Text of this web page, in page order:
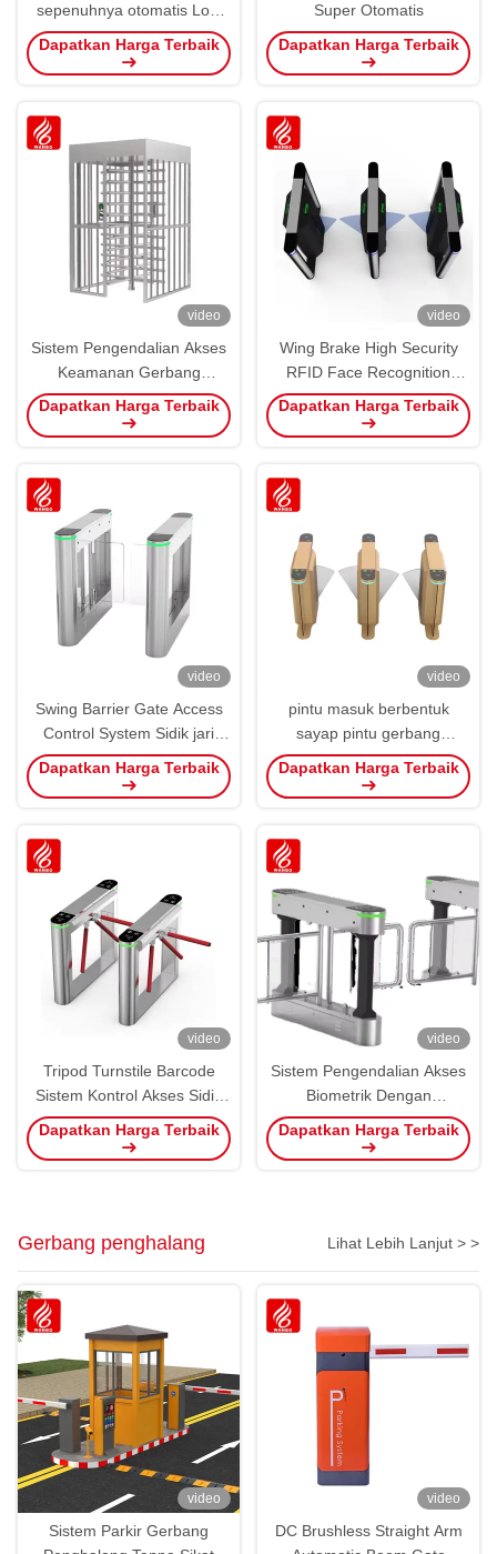
sepenuhnya otomatis Low
Noise
Dapatkan Harga Terbaik
Super Otomatis
Dapatkan Harga Terbaik
video
Sistem Pengendalian Akses
Keamanan Gerbang
Turnstiles Turnstile Tinggi
Penuh
Dapatkan Harga Terbaik
video
Wing Brake High Security
RFID Face Recognition
Fingerprint Access Control
Flap Turnstile Barrier Gate
Dapatkan Harga Terbaik
video
Swing Barrier Gate Access
Control System Sidik jari
Kartu RFID Biometric Access
Control
Dapatkan Harga Terbaik
video
pintu masuk berbentuk
sayap pintu gerbang
penghalang pejalan kaki
pengenalan wajah kontrol
Dapatkan Harga Terbaik
video
Tripod Turnstile Barcode
Sistem Kontrol Akses Sidik
Jari Pintu Otomatis Jalanan
Tinggi pinggang
Dapatkan Harga Terbaik
video
Sistem Pengendalian Akses
Biometrik Dengan
Pengakuan Wajah Wiegand
Turnstile Gate Outdoor
Dapatkan Harga Terbaik
Gerbang penghalang Lihat Lebih Lanjut > >
video
Sistem Parkir Gerbang
video
DC Brushless Straight Arm